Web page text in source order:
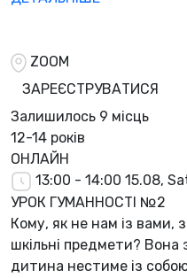
ZOOM
ЗАРЕЄСТРУВАТИСЯ
Залишилось 9 місць
12-14 років
ОНЛАЙН
13:00 - 14:00 15.08,
УРОК ГУМАННОСТІ №2
Кому, як не нам із вами,
шкільні предмети? Вона
дитина нестиме із